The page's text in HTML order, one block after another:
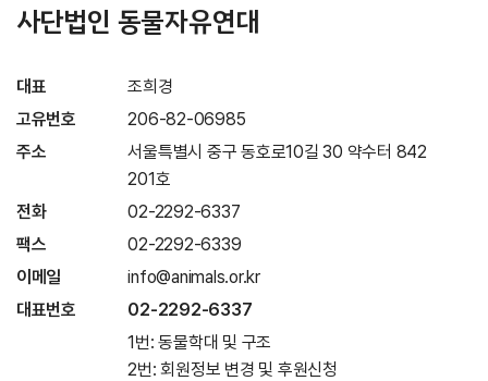
사단법인 동물자유연대
대표
조희경
고유번호
206-82-06985
주소
서울특별시 중구 동호로10길 30 약수터 842
201호
전화
02-2292-6337
팩스
02-2292-6339
이메일
info@animals.or.kr
대표번호
02-2292-6337
1번: 동물학대 및 구조
2번: 회원정보 변경 및 후원신청